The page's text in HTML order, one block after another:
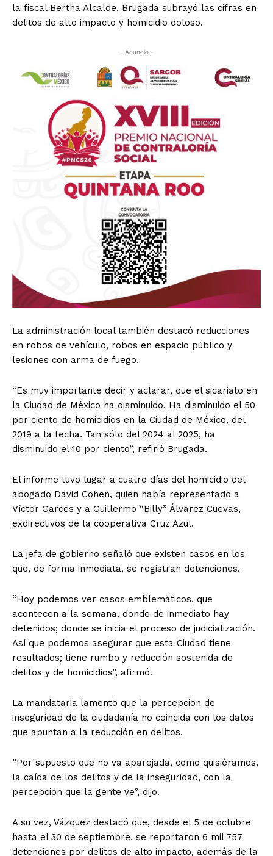
la fiscal Bertha Alcalde, Brugada subrayó las cifras en
delitos de alto impacto y homicidio doloso.
- Anuncio -
La administración local también destacó reducciones
en robos de vehículo, robos en espacio público y
lesiones con arma de fuego.
“Es muy importante decir y aclarar, que el sicariato en
la Ciudad de México ha disminuido. Ha disminuido el 50
por ciento de homicidios en la Ciudad de México, del
2019 a la fecha. Tan sólo del 2024 al 2025, ha
disminuido el 10 por ciento”, refirió Brugada.
El informe tuvo lugar a cuatro días del homicidio del
abogado David Cohen, quien había representado a
Víctor Garcés y a Guillermo “Billy” Álvarez Cuevas,
exdirectivos de la cooperativa Cruz Azul.
La jefa de gobierno señaló que existen casos en los
que, de forma inmediata, se registran detenciones.
“Hoy podemos ver casos emblemáticos, que
acontecen a la semana, donde de inmediato hay
detenidos; donde se inicia el proceso de judicialización.
Así que podemos asegurar que esta Ciudad tiene
resultados; tiene rumbo y reducción sostenida de
delitos y de homicidios”, afirmó.
La mandataria lamentó que la percepción de
inseguridad de la ciudadanía no coincida con los datos
que apuntan a la reducción en delitos.
“Por supuesto que no va aparejada, como quisiéramos,
la caída de los delitos y de la inseguridad, con la
percepción que la gente ve”, dijo.
A su vez, Vázquez destacó que, desde el 5 de octubre
hasta el 30 de septiembre, se reportaron 6 mil 757
detenciones por delitos de alto impacto, además de la